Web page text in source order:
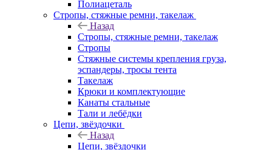
Полиацеталь
Стропы, стяжные ремни, такелаж
Назад
Стропы, стяжные ремни, такелаж
Стропы
Стяжные системы крепления груза,
эспандеры, тросы тента
Такелаж
Крюки и комплектующие
Канаты стальные
Тали и лебёдки
Цепи, звёздочки
Назад
Цепи, звёздочки